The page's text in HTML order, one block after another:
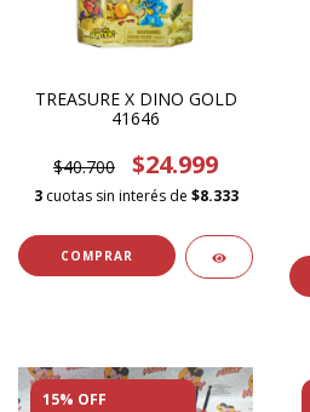
TREASURE X DINO GOLD
41646
$40.700 $24.999
3 cuotas sin interés de $8.333
15% OFF